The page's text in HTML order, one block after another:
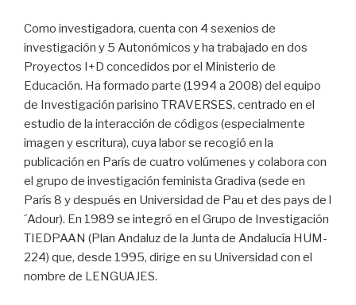
Como investigadora, cuenta con 4 sexenios de
investigación y 5 Autonómicos y ha trabajado en dos
Proyectos I+D concedidos por el Ministerio de
Educación. Ha formado parte (1994 a 2008) del equipo
de Investigación parisino TRAVERSES, centrado en el
estudio de la interacción de códigos (especialmente
imagen y escritura), cuya labor se recogió en la
publicación en París de cuatro volúmenes y colabora con
el grupo de investigación feminista Gradiva (sede en
París 8 y después en Universidad de Pau et des pays de l
´Adour). En 1989 se integró en el Grupo de Investigación
TIEDPAAN (Plan Andaluz de la Junta de Andalucía HUM-
224) que, desde 1995, dirige en su Universidad con el
nombre de LENGUAJES.